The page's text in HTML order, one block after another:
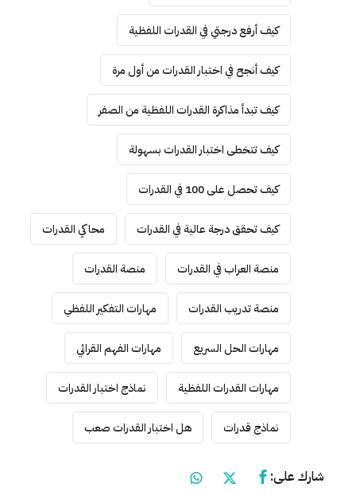
كيف أرفع درجتي في القدرات اللفظية
كيف أنجح في اختبار القدرات من أول مرة
كيف تبدأ مذاكرة القدرات اللفظية من الصفر
كيف تتخطى اختبار القدرات بسهولة
كيف تحصل على 100 في القدرات
كيف تحقق درجة عالية في القدرات محاكي القدرات
منصة العراب في القدرات منصة القدرات
منصة تدريب القدرات مهارات التفكير اللفظي
مهارات الحل السريع مهارات الفهم القرائي
مهارات القدرات اللفظية نماذج اختبار القدرات
نماذج قدرات هل اختبار القدرات صعب
شارك على: